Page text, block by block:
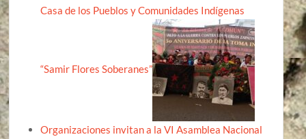
Casa de los Pueblos y Comunidades Indígenas
“Samir Flores Soberanes”
Organizaciones invitan a la VI Asamblea Nacional